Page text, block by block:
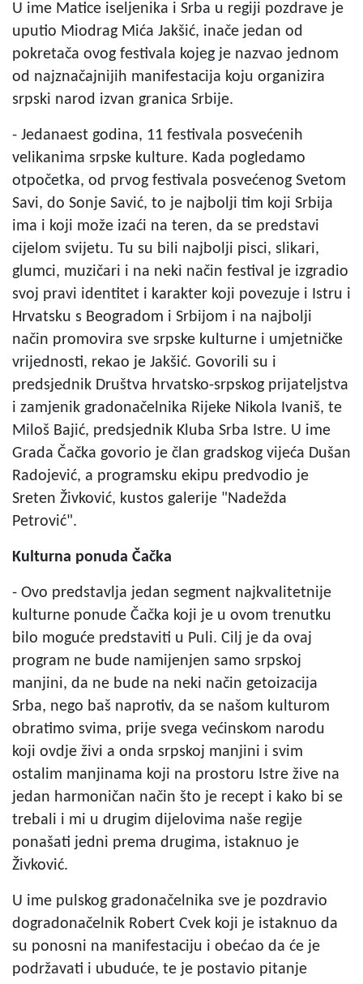
U ime Matice iseljenika i Srba u regiji pozdrave je
uputio Miodrag Mića Jakšić, inače jedan od
pokretača ovog festivala kojeg je nazvao jednom
od najznačajnijih manifestacija koju organizira
srpski narod izvan granica Srbije.
- Jedanaest godina, 11 festivala posvećenih
velikanima srpske kulture. Kada pogledamo
otpočetka, od prvog festivala posvećenog Svetom
Savi, do Sonje Savić, to je najbolji tim koji Srbija
ima i koji može izaći na teren, da se predstavi
cijelom svijetu. Tu su bili najbolji pisci, slikari,
glumci, muzičari i na neki način festival je izgradio
svoj pravi identitet i karakter koji povezuje i Istru i
Hrvatsku s Beogradom i Srbijom i na najbolji
način promovira sve srpske kulturne i umjetničke
vrijednosti, rekao je Jakšić. Govorili su i
predsjednik Društva hrvatsko-srpskog prijateljstva
i zamjenik gradonačelnika Rijeke Nikola Ivaniš, te
Miloš Bajić, predsjednik Kluba Srba Istre. U ime
Grada Čačka govorio je član gradskog vijeća Dušan
Radojević, a programsku ekipu predvodio je
Sreten Živković, kustos galerije "Nadežda
Petrović".
Kulturna ponuda Čačka
- Ovo predstavlja jedan segment najkvalitetnije
kulturne ponude Čačka koji je u ovom trenutku
bilo moguće predstaviti u Puli. Cilj je da ovaj
program ne bude namijenjen samo srpskoj
manjini, da ne bude na neki način getoizacija
Srba, nego baš naprotiv, da se našom kulturom
obratimo svima, prije svega većinskom narodu
koji ovdje živi a onda srpskoj manjini i svim
ostalim manjinama koji na prostoru Istre žive na
jedan harmoničan način što je recept i kako bi se
trebali i mi u drugim dijelovima naše regije
ponašati jedni prema drugima, istaknuo je
Živković.
U ime pulskog gradonačelnika sve je pozdravio
dogradonačelnik Robert Cvek koji je istaknuo da
su ponosni na manifestaciju i obećao da će je
podržavati i ubuduće, te je postavio pitanje